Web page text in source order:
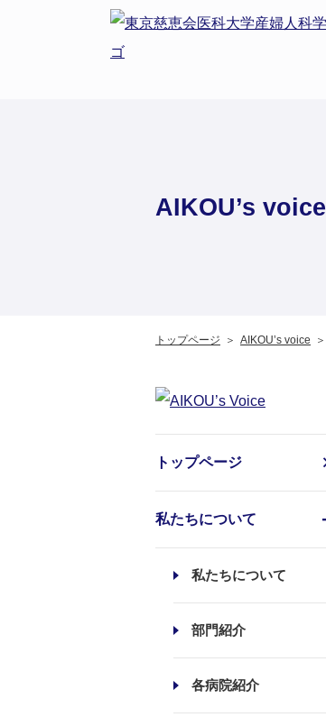
AIKOU’s voice
トップページ AIKOU’s voice
トップページ
私たちについて
私たちについて
部門紹介
各病院紹介